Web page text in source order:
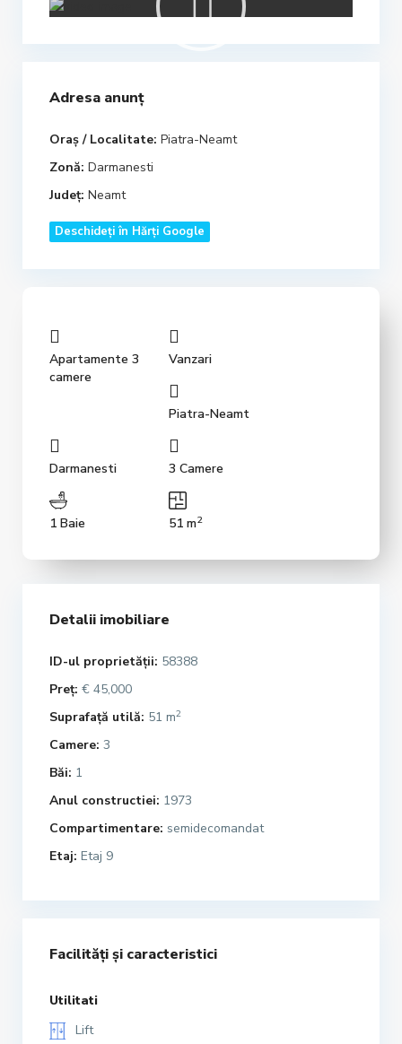
Adresa anunț
Oraș / Localitate: Piatra-Neamt
Zonă: Darmanesti
Județ: Neamt
Deschideți în Hărți Google
Apartamente 3
camere
Vanzari
Piatra-Neamt
Darmanesti 3 Camere
1 Baie 51 m2
Detalii imobiliare
ID-ul proprietății: 58388
Preț: € 45,000
Suprafață utilă: 51 m2
Camere: 3
Băi: 1
Anul constructiei: 1973
Compartimentare: semidecomandat
Etaj: Etaj 9
Facilități și caracteristici
Utilitati
Lift